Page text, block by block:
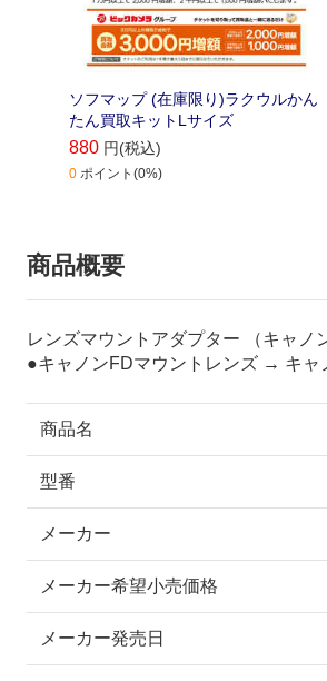
ソフマップ (在庫限り)ラクウルかん
たん買取キットLサイズ
880 円(税込)
0 ポイント(0%)
商品概要
レンズマウントアダプター （キャ
●キャノンFDマウントレンズ → キャ
商品名
型番
メーカー
メーカー希望小売価格
メーカー発売日